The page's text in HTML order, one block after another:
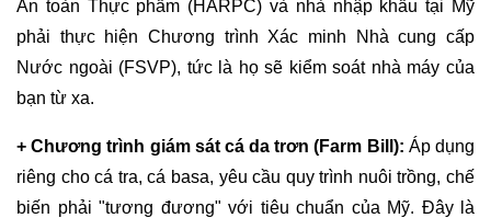
An toàn Thực phẩm (HARPC) và nhà nhập khẩu tại Mỹ
phải thực hiện Chương trình Xác minh Nhà cung cấp
Nước ngoài (FSVP), tức là họ sẽ kiểm soát nhà máy của
bạn từ xa.
+ Chương trình giám sát cá da trơn (Farm Bill): Áp dụng
riêng cho cá tra, cá basa, yêu cầu quy trình nuôi trồng, chế
biến phải "tương đương" với tiêu chuẩn của Mỹ. Đây là